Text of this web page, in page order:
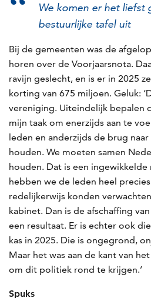
We komen er het liefst
bestuurlijke tafel uit
Bij de gemeenten was de
horen over de Voorjaarsnota.
ravijn geslecht, en is er in 2025
korting van 675 miljoen. Geluk:
vereniging. Uiteindelijk bepalen
mijn taak om enerzijds aan te
leden en anderzijds de brug
houden. We moeten samen
houden. Dat is een
hebben we de leden heel
redelijkerwijs konden
kabinet. Dan is de afschaffing
een resultaat. Er is echter ook
kas in 2025. Die is on­gegrond,
Maar het was aan de kant van
om dit politiek rond te krijgen.’
Spuks